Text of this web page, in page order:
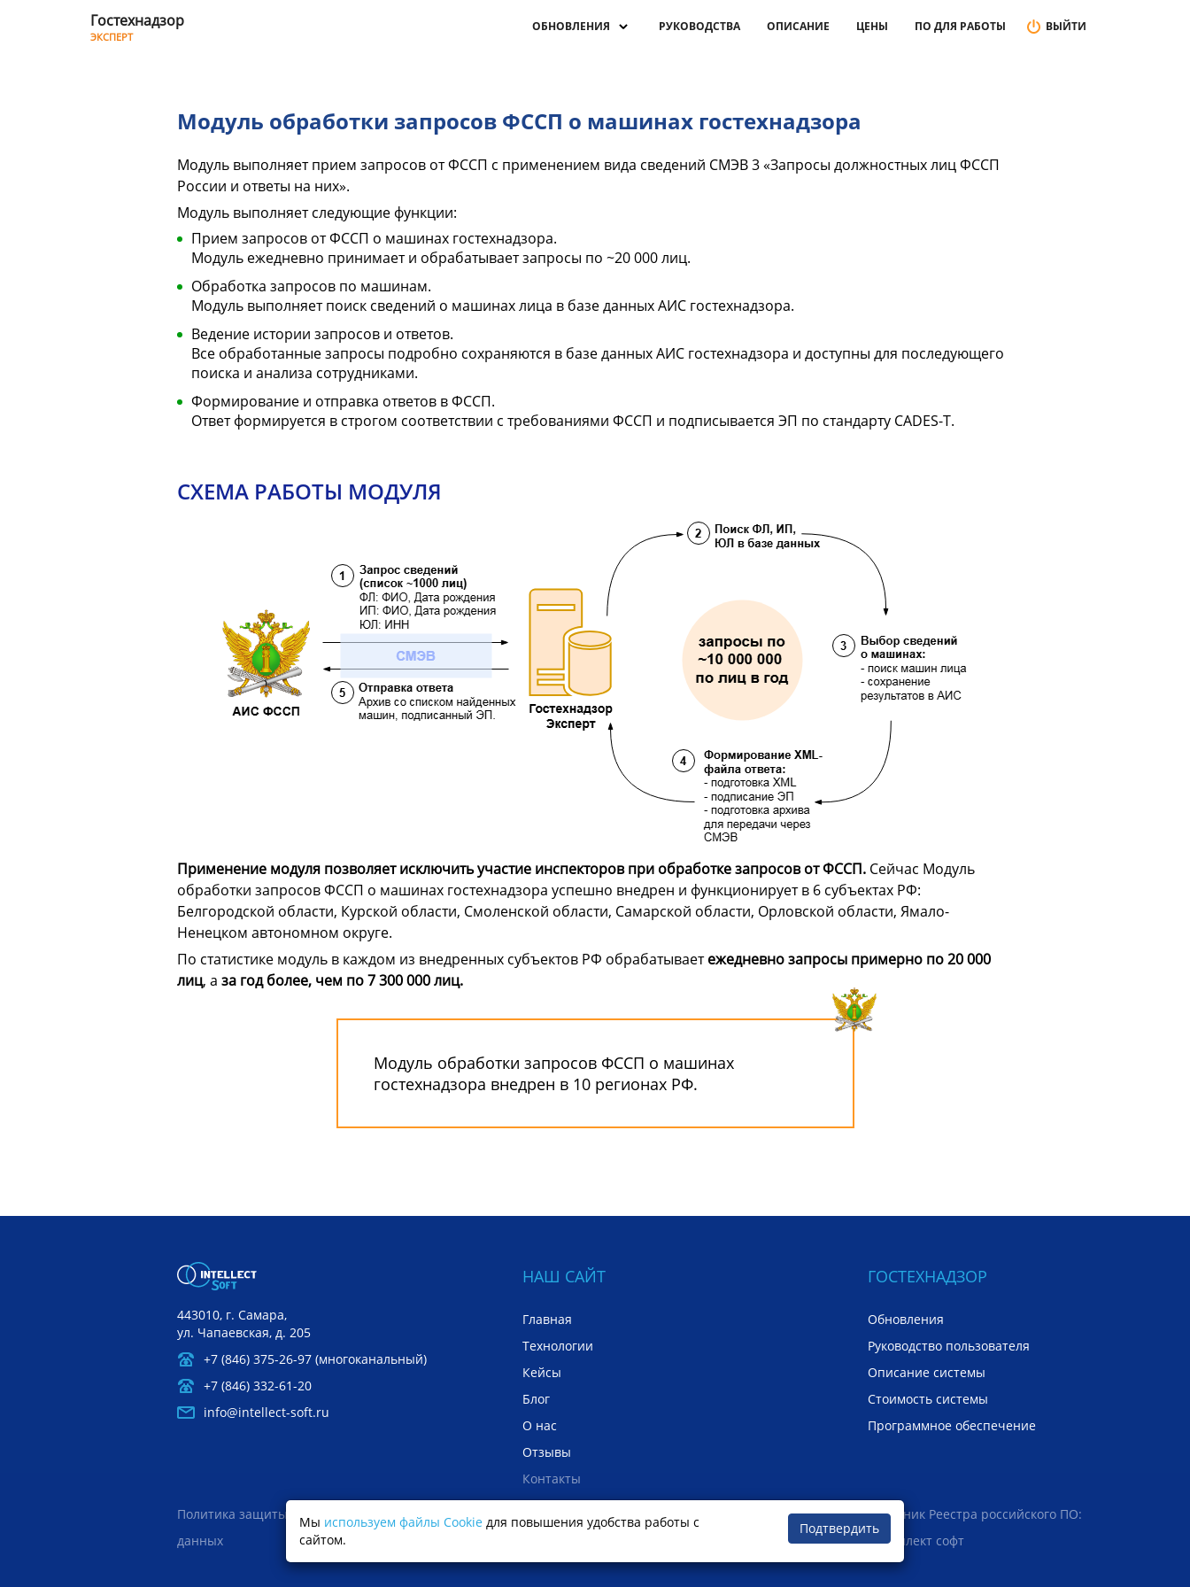
Гостехнадзор
ЭКСПЕРТ
запросов
ФССП
машинах
гостехнадзора
ОБНОВЛЕНИЯ РУКОВОДСТВА ОПИСАНИЕ ЦЕНЫ ПО ДЛЯ РАБОТЫ ВЫЙТИ
Модуль обработки запросов ФССП о машинах гостехнадзора
Модуль выполняет прием запросов от ФССП с применением вида сведений СМЭВ 3 «Запросы должностных лиц ФССП
России и ответы на них».
Модуль выполняет следующие функции:
Прием запросов от ФССП о машинах гостехнадзора.
Модуль ежедневно принимает и обрабатывает запросы по ~20 000 лиц.
Обработка запросов по машинам.
Модуль выполняет поиск сведений о машинах лица в базе данных АИС гостехнадзора.
Ведение истории запросов и ответов.
Все обработанные запросы подробно сохраняются в базе данных АИС гостехнадзора и доступны для последующего
поиска и анализа сотрудниками.
Формирование и отправка ответов в ФССП.
Ответ формируется в строгом соответствии с требованиями ФССП и подписывается ЭП по стандарту CADES-T.
СХЕМА РАБОТЫ МОДУЛЯ
Применение модуля позволяет исключить участие инспекторов при обработке запросов от ФССП.Сейчас Модуль
обработки запросов ФССП о машинах гостехнадзора успешно внедрен и функционирует в 6 субъектах РФ:
Белгородской области, Курской области, Смоленской области, Самарской области, Орловской области, Ямало-
Ненецком автономном округе.
По статистике модуль в каждом из внедренных субъектов РФ обрабатываетежедневно запросы примерно по 20 000
лиц, а за год более, чем по 7 300 000 лиц.
Модуль обработки запросов ФССП о машинах
гостехнадзора внедрен в 10 регионах РФ.
443010, г. Самара,
ул. Чапаевская, д. 205
+7 (846) 375-26-97 (многоканальный)
+7 (846) 332-61-20
info@intellect-soft.ru
НАШ САЙТ
Главная
Технологии
Кейсы
Блог
О нас
Отзывы
Контакты
ГОСТЕХНАДЗОР
Обновления
Руководство пользователя
Описание системы
Стоимость системы
Программное обеспечение
Политика защиты и обработки персональных
данных
Участник Реестра российского ПО:
Интеллект софт
Мы используем файлы Cookie для повышения удобства работы с
сайтом.
Подтвердить